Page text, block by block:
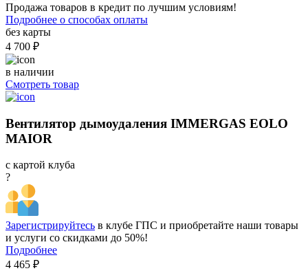
Продажа товаров в кредит по лучшим условиям!
Подробнее о способах оплаты
без карты
4 700 ₽
в наличии
Смотреть товар
Вентилятор дымоудаления IMMERGAS EOLO
MAIOR
с картой клуба
?
Зарегистрируйтесь в клубе ГПС и приобретайте наши товары
и услуги со скидками до 50%!
Подробнее
4 465 ₽